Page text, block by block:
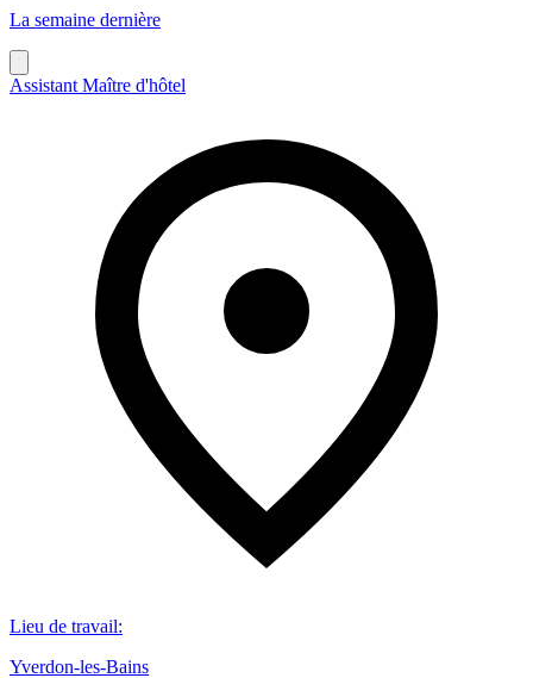
La semaine dernière
Assistant Maître d'hôtel
Lieu de travail:
Yverdon-les-Bains